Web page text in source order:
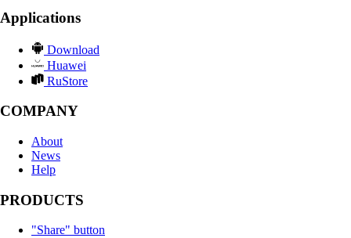
Applications
Download
Huawei
RuStore
COMPANY
About
News
Help
PRODUCTS
"Share" button